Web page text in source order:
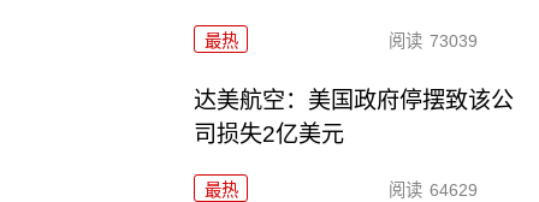
最热 阅读 73039
达美航空：美国政府停摆致该公
司损失2亿美元
最热 阅读 64629